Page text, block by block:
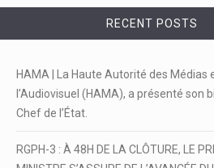
RECENT POSTS
HAMA | La Haute Autorité des Médias
l’Audiovisuel (HAMA), a présenté son
Chef de l’État.
RGPH-3 : À 48H DE LA CLÔTURE, LE